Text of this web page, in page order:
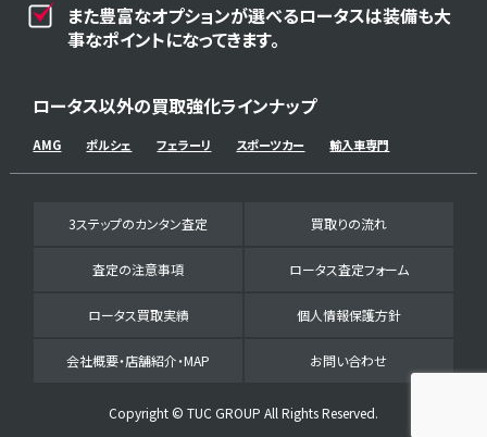
また豊富なオプションが選べるロータスは装備も大
事なポイントになってきます。
ロータス以外の買取強化ラインナップ
AMG ポルシェ フェラーリ スポーツカー 輸入車専門
3ステップのカンタン査定 買取りの流れ
査定の注意事項 ロータス査定フォーム
ロータス買取実績 個人情報保護方針
会社概要・店舗紹介・MAP お問い合わせ
Copyright © TUC GROUP All Rights Reserved.